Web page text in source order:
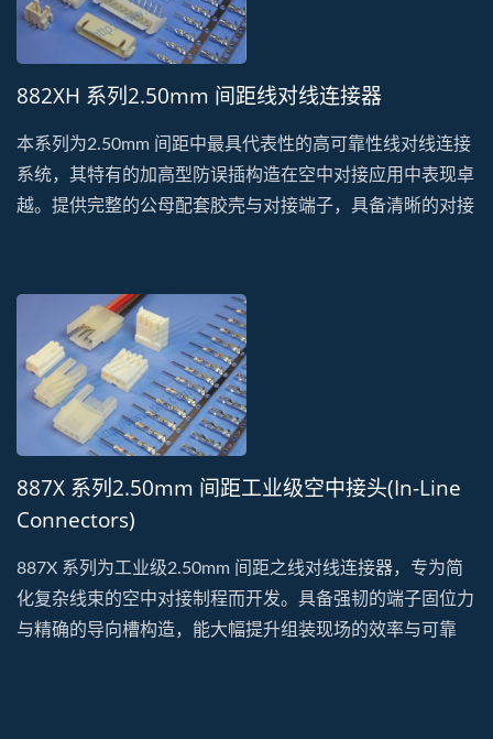
零件标准化。
882XH 系列2.50mm 间距线对线连接器
本系列为2.50mm 间距中最具代表性的高可靠性线对线连接
系统，其特有的加高型防误插构造在空中对接应用中表现卓
越。提供完整的公母配套胶壳与对接端子，具备清晰的对接
及最新环保认证，能有效防止电弧干扰并提升电气隔绝性
能。广泛应用于自动化设备信号延伸、马达控制配线及空调
系统线束，作为高品质的工业规格替代方案，本系列能完美
衔接现有系统，协助企业优化供应链稳定性并实现高品质的
零件标准化。
887X 系列2.50mm 间距工业级空中接头(In-Line
Connectors)
887X 系列为工业级2.50mm 间距之线对线连接器，专为简
化复杂线束的空中对接制程而开发。具备强韧的端子固位力
与精确的导向槽构造，能大幅提升组装现场的效率与可靠